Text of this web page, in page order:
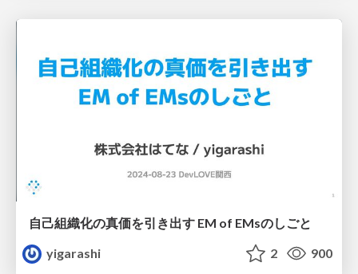
自己組織化の真価を引き出す EM of EMsのしごと
yigarashi
2 900